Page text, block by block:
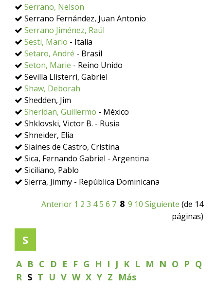
Serrano, Nelson
Serrano Fernández, Juan Antonio
Serrano Jiménez, Raúl
Sesti, Mario - Italia
Setaro, André - Brasil
Seton, Marie - Reino Unido
Sevilla Llisterri, Gabriel
Shaw, Deborah
Shedden, Jim
Sheridan, Guillermo - México
Shklovski, Victor B. - Rusia
Shneider, Elia
Siaines de Castro, Cristina
Sica, Fernando Gabriel - Argentina
Siciliano, Pablo
Sierra, Jimmy - República Dominicana
Anterior 1 2 3 45 6 7 8 9 10 Siguiente (de 14
páginas)
S
A B C D E F G H I J K L M N O P Q
R S T U V W X Y Z Más